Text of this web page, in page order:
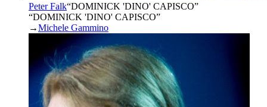
Peter Falk“DOMINICK 'DINO' CAPISCO”
“DOMINICK 'DINO' CAPISCO”
→Michele Gammino